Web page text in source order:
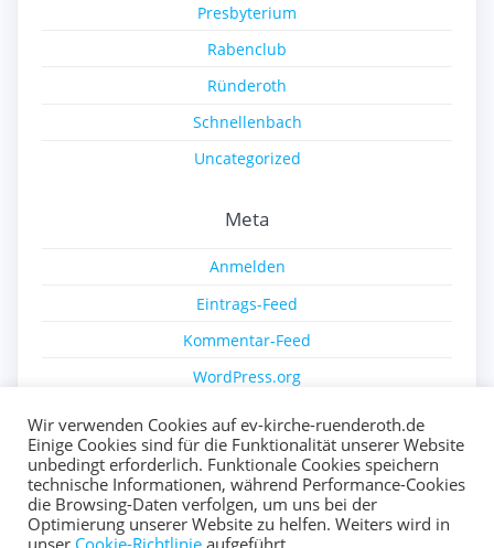
Presbyterium
Rabenclub
Ründeroth
Schnellenbach
Uncategorized
Meta
Anmelden
Eintrags-Feed
Kommentar-Feed
WordPress.org
© 2026 Ev. Kirche Ründeroth. Erstellt mit WordPress und
Wir verwenden Cookies auf ev-kirche-ruenderoth.de
Einige Cookies sind für die Funktionalität unserer Website
unbedingt erforderlich. Funktionale Cookies speichern
technische Informationen, während Performance-Cookies
die Browsing-Daten verfolgen, um uns bei der
Optimierung unserer Website zu helfen. Weiters wird in
unser Cookie-Richtlinie aufgeführt.